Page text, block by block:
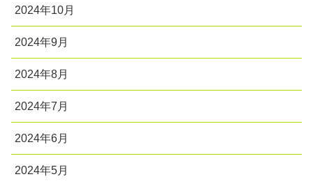
2024年10月
2024年9月
2024年8月
2024年7月
2024年6月
2024年5月